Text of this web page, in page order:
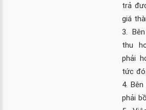
trả
giá
3.
thu
phải
tức đó.
4.
phải